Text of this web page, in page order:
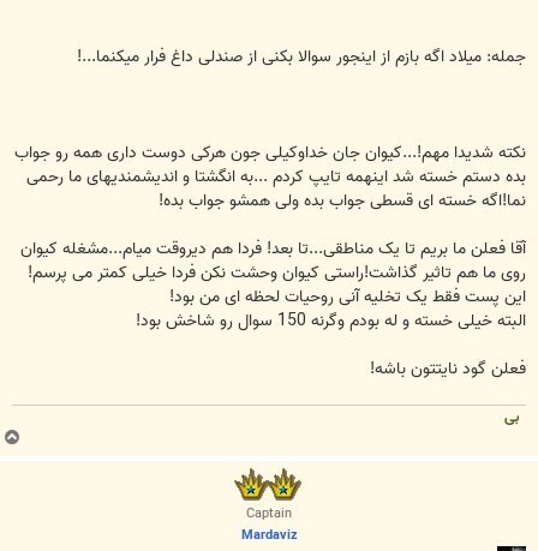
جمله: میلاد اگه بازم از اینجور سوالا بکنی از صندلی داغ فرار میکنما...!
نکته شدیدا مهم!...کیوان جان خداوکیلی جون هرکی دوست داری همه رو جواب
بده دستم خسته شد اینهمه تایپ کردم ...به انگشتا و اندیشمندیهای ما رحمی
نما!اگه خسته ای قسطی جواب بده ولی همشو جواب بده!
آقا فعلن ما بریم تا یک مناطقی...تا بعد! فردا هم دیروقت میام...مشغله کیوان
روی ما هم تاثیر گذاشت!راستی کیوان وحشت نکن فردا خیلی کمتر می پرسم!
این پست فقط یک تخلیه آنی روحیات لحظه ای من بود!
البته خیلی خسته و له بودم وگرنه 150 سوال رو شاخش بود!
فعلن گود نایتتون باشه!
بی
ب
ا
Captain
Mardaviz